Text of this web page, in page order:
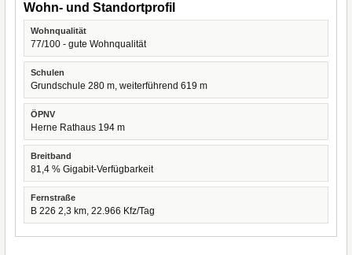
Wohn- und Standortprofil
Wohnqualität
77/100 - gute Wohnqualität
Schulen
Grundschule 280 m, weiterführend 619 m
ÖPNV
Herne Rathaus 194 m
Breitband
81,4 % Gigabit-Verfügbarkeit
Fernstraße
B 226 2,3 km, 22.966 Kfz/Tag